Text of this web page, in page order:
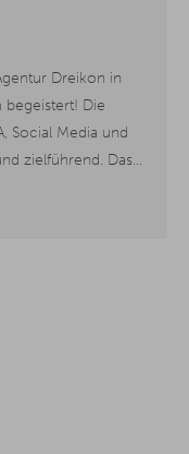
Dreikon in
Die
Social Media und
zielführend. Das
ansprechbar –
wird.